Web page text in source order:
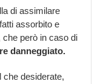
di assimilare
assorbito e
che però in caso di
danneggiato.
che desiderate,